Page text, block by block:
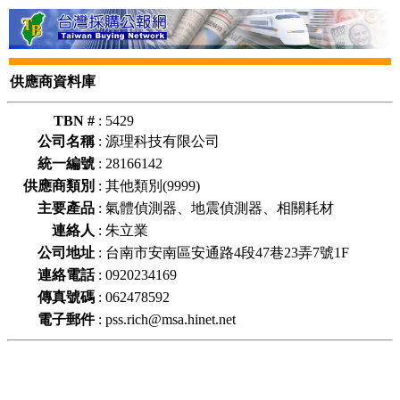
供應商資料庫
TBN # : 5429
公司名稱: 源理科技有限公司
統一編號 : 28166142
供應商類別 : 其他類別(9999)
主要產品 : 氣體偵測器、地震偵測器、相關耗材
連絡人 : 朱立業
公司地址 : 台南市安南區安通路4段47巷23弄7號1F
連絡電話: 0920234169
傳真號碼 : 062478592
電子郵件: pss.rich@msa.hinet.net